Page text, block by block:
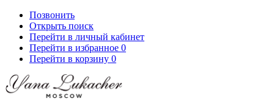
Позвонить
Открыть поиск
Перейти в личный кабинет
Перейти в избранное 0
Перейти в корзину 0